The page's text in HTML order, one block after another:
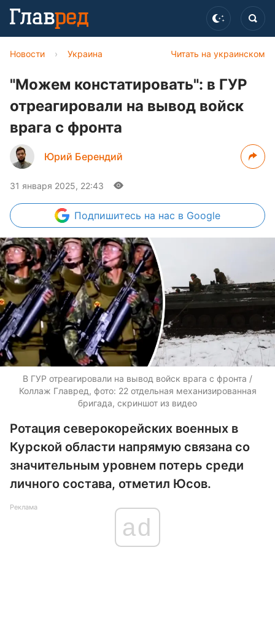
Читать на украинском
Новости › Украина
"Можем констатировать": в ГУР
отреагировали на вывод войск
врага с фронта
Юрий Берендий
31 января 2025, 22:43
Подпишитесь на нас в Google
В ГУР отреагировали на вывод войск врага с фронта /
Коллаж Главред, фото: 22 отдельная механизированная
бригада, скриншот из видео
Ротация северокорейских военных в
Курской области напрямую связана со
значительным уровнем потерь среди
личного состава, отметил Юсов.
Реклама
ad